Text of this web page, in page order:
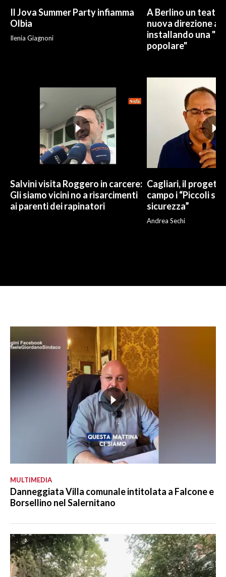
Il Jova Summer Party infiamma
Olbia
Ilenia Giagnoni
A Berlino un
nuova direzione
installando una
popolare"
Salvini visita Roggero in carcere:
Gli siamo vicini no a risarcimenti
ai parenti dei rapinatori
Cagliari, il
campo i “Piccoli
sicurezza”
Andrea Sechi
MULTIMEDIA
Danneggiata Villa comunale intitolata a Falcone e
Borsellino nel Salernitano